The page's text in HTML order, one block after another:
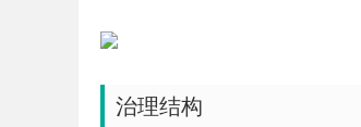
治理结构